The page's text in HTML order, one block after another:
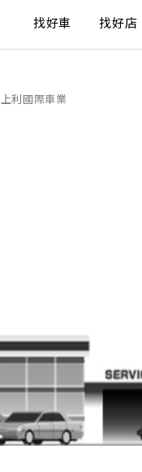
找好車 找好店
上利國際車業